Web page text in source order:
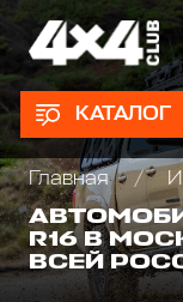
КАТАЛОГ
Главная
R16 В
ВСЕЙ